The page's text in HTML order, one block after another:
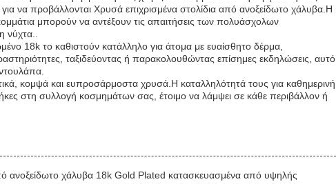
να προβάλλονται Χρυσά επιχρισμένα στολίδια από ανοξείδωτο χάλυβα.Η
μπορούν να αντέξουν τις απαιτήσεις των πολυάσχολων
18k το καθιστούν κατάλληλο για άτομα με ευαίσθητο δέρμα,
ταξιδεύοντας ή παρακολουθώντας επίσημες εκδηλώσεις, αυτό
κομψά και ευπροσάρμοστα χρυσά.Η καταλληλότητά τους για καθημερινή
στη συλλογή κοσμημάτων σας, έτοιμο να λάμψει σε κάθε περιβάλλον ή
χάλυβα 18k Gold Plated κατασκευασμένα από υψηλής